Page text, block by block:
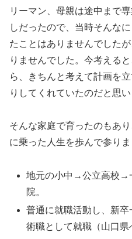
リーマン、母親は途中まで
しだったので、当時そんな
たことはありませんでした
りませんでした。今考える
ら、きちんと考えて計画を
りしてくれていたのだと思い
そんな家庭で育ったのもあ
に乗った人生を歩んで参りま
地元の小中→公立高校→
院。
普通に就職活動し、新
術職として就職（山口県